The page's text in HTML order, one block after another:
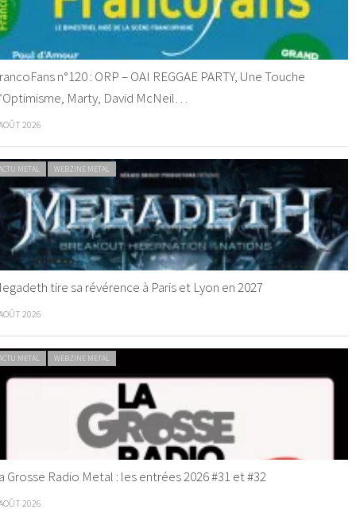
n°120 : ORP – OAI REGGAE PARTY, Une Touche
Marty, David McNeil…
2026
METAL WEBZINE METAL
tire sa révérence à Paris et Lyon en 2027
2026
METAL WEBZINE METAL
Grosse Radio Metal : les entrées 2026 #31 et #32
2026